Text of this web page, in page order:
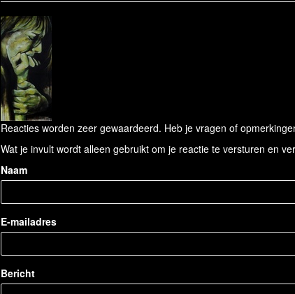
Reacties worden zeer gewaardeerd. Heb je vragen of
Wat je invult wordt alleen gebruikt om je reactie te versturen en
Naam
E-mailadres
Bericht